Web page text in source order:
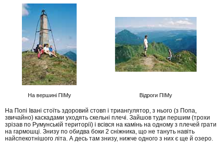
На вершині ПІМу Відроги ПІМу
На Попі Івані стоїть здоровий стовп і триангулятор, з нього (з Попа,
звичайно) каскадами уходять скельні плечі. Зайшов туди першим (трохи
зрізав по Румунській території) і всівся на камінь на одному з плечей грати
на гармошці. Знизу по обидва боки 2 сніжника, що не тануть навіть
найспекотнішого літа. А десь там знизу, нижче одного з них є ще й озеро.